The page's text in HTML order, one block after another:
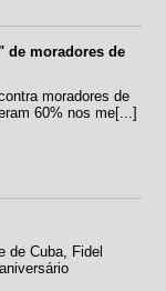
de moradores de
moradores de
60% nos me[...]
de Cuba, Fidel